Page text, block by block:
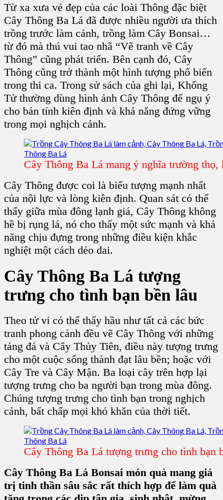
Từ xa xưa vẻ đẹp của các loài Thông đặc biệt
Cây Thông Ba Lá đã được nhiều người ưa thích
trồng trước làm cảnh, trồng làm Cây Bonsai…
từ đó mà thú vui tao nhã “Vẽ tranh về Cây
Thông” cũng phát triển. Bên cạnh đó, Cây
Thông cũng trở thành một hình tượng phổ biến
trong thi ca. Trong sử sách của ghi lại, Khổng
Tử thường dùng hình ảnh Cây Thông để ngụ ý
cho bản tính kiên định và khả năng đứng vững
trong mọi nghịch cảnh.
Cây Thông Ba Lá mang ý nghĩa trường thọ,
Cây Thông được coi là biểu tượng mạnh nhất
của nội lực và lòng kiên định. Quan sát có thể
thấy giữa mùa đông lạnh giá, Cây Thông không
hề bị rụng lá, nó cho thấy một sức mạnh và khả
năng chịu đựng trong những điều kiện khắc
nghiệt một cách dẻo dai.
Cây Thông Ba Lá tượng
trưng cho tình bạn bền lâu
Theo tử vi có thể thấy hầu như tất cả các bức
tranh phong cảnh đều vẽ Cây Thông với những
tảng đá và Cây Thủy Tiên, điều này tượng trưng
cho một cuộc sống thành đạt lâu bền; hoặc với
Cây Tre và Cây Mận. Ba loại cây trên hợp lại
tượng trưng cho ba người bạn trong mùa đông.
Chúng tượng trưng cho tình bạn trong nghịch
cảnh, bất chấp mọi khó khăn của thời tiết.
Cây Thông Ba Lá tượng trưng cho tình bạn
Cây Thông Ba Lá Bonsai món quà mang giá
trị tinh thần sâu sắc rất thích hợp để làm quà